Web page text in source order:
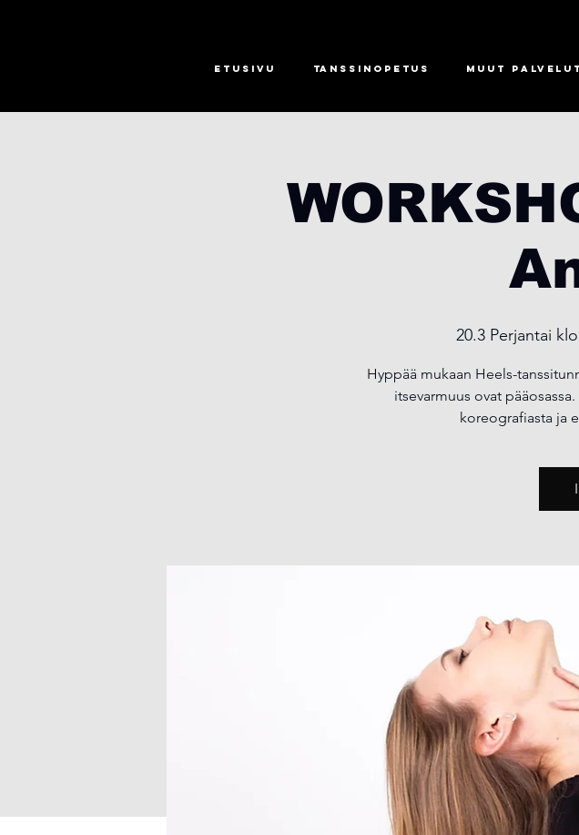
Etusivu Tanssinopetus Muut palvelut
20.3 Perjantai
Hyppää mukaan Heels-
itsevarmuus ovat
koreografiasta ja